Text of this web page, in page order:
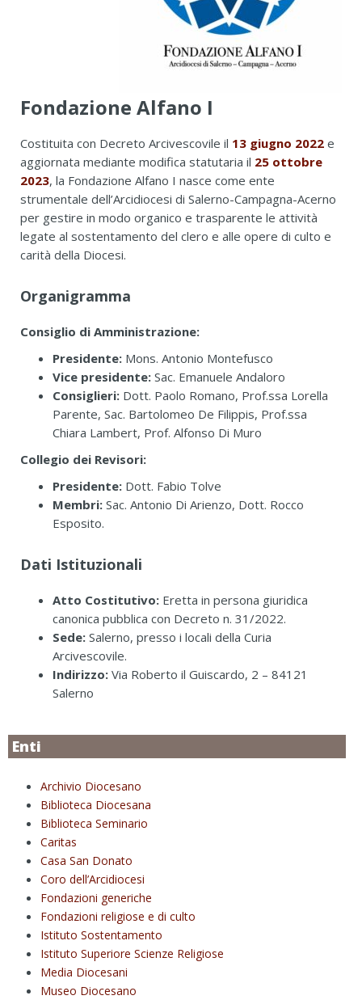
Fondazione Alfano I
Costituita con Decreto Arcivescovile il 13 giugno 2022 e
aggiornata mediante modifica statutaria il 25 ottobre
2023, la Fondazione Alfano I nasce come ente
strumentale dell’Arcidiocesi di Salerno-Campagna-Acerno
per gestire in modo organico e trasparente le attività
legate al sostentamento del clero e alle opere di culto e
carità della Diocesi.
Organigramma
Consiglio di Amministrazione:
Presidente: Mons. Antonio Montefusco
Vice presidente: Sac. Emanuele Andaloro
Consiglieri: Dott. Paolo Romano, Prof.ssa Lorella
Parente, Sac. Bartolomeo De Filippis, Prof.ssa
Chiara Lambert, Prof. Alfonso Di Muro
Collegio dei Revisori:
Presidente: Dott. Fabio Tolve
Membri: Sac. Antonio Di Arienzo, Dott. Rocco
Esposito.
Dati Istituzionali
Atto Costitutivo: Eretta in persona giuridica
canonica pubblica con Decreto n. 31/2022.
Sede: Salerno, presso i locali della Curia
Arcivescovile.
Indirizzo: Via Roberto il Guiscardo, 2 – 84121
Salerno
Enti
Archivio Diocesano
Biblioteca Diocesana
Biblioteca Seminario
Caritas
Casa San Donato
Coro dell’Arcidiocesi
Fondazioni generiche
Fondazioni religiose e di culto
Istituto Sostentamento
Istituto Superiore Scienze Religiose
Media Diocesani
Museo Diocesano